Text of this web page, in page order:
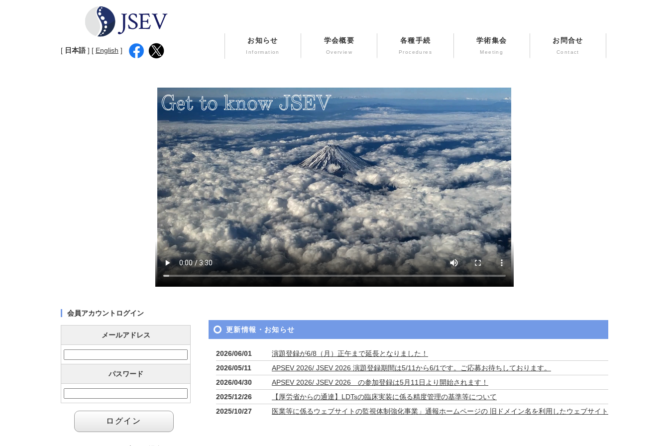
[ 日本語 ] [ English ]
お知らせ
Information
学会概要
Overview
各種手続
Procedures
学術集会
Meeting
お問合せ
Contact
更新情報・お知らせ
2026/06/01
演題登録が6/8（月）正午まで延長となりました！
2026/05/11
APSEV 2026/ JSEV 2026 演題登録期間は5/11から6/1です。ご応募お待ちしております。
2026/04/30
APSEV 2026/ JSEV 2026 の参加登録は5月11日より開始されます！
2025/12/26
【厚労省からの通達】LDTsの臨床実装に係る精度管理の基準等について
2025/10/27
医業等に係るウェブサイトの監視体制強化事業」通報ホームページの 旧ドメイン名を利用したウェブサイト
会員アカウントログイン
メールアドレス
パスワード